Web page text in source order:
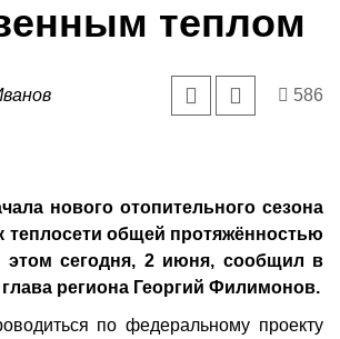
теплом
586
нового отопительного сезона
теплосети общей протяжённостью
этом сегодня, 2 июня, сообщил в
региона Георгий Филимонов.
по федеральному проекту